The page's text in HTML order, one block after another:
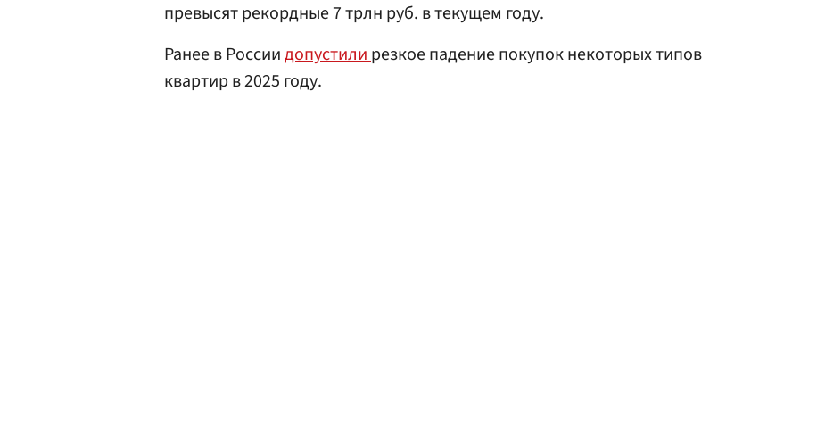
превысят рекордные 7 трлн руб. в текущем году.
Ранее в Россиидопустилирезкое падение покупок некоторых типов
квартир в 2025 году.